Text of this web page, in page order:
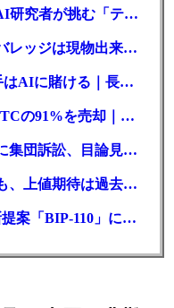
思考をAIに直接送る？元OpenAI研究者が挑む「テレパシー」開発とは
リップル、1ドル割れ目前｜レバレッジは現物出来高の6倍超
赤字転落のBTCマイニング大手はAIに賭ける｜長期負債17.8億ドル
マイニング大手MARA、採掘BTCの91%を売却｜純損失6億ドル
仮想通貨カストディ大手BitGoに集団訴訟、目論見書が争点に
ビットコイン6万5000ドル回復も、上値期待は過去最低の23%
ビットコインに分岐リスク？新提案「BIP-110」に期限迫る